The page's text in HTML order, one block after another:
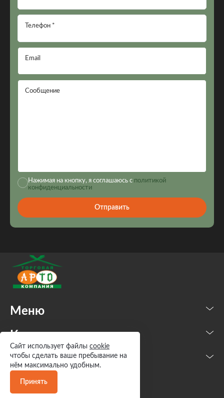
Телефон *
Email
Сообщение
Нажимая на кнопку, я соглашаюсь с политикой
конфиденциальности
Отправить
Меню
Каталог
Контакты
Сайт использует файлы cookie
чтобы сделать ваше пребывание на
нём максимально удобным.
Принять